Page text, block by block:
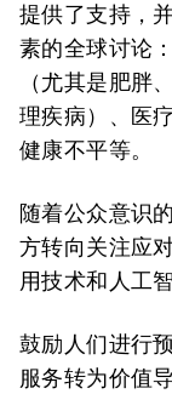
提供了支持，
素的全球讨论
（尤其是肥胖
理疾病）、医
健康不平等。
随着公众意识
方转向关注应
用技术和人工
鼓励人们进行
服务转为价值